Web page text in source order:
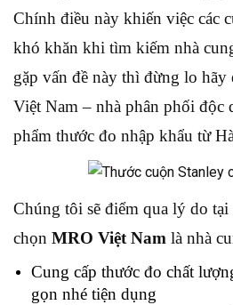
Chính điều này khiến việc các
khó khăn khi tìm kiếm nhà
gặp vấn đề này thì đừng lo
Việt Nam – nhà phân phối độc
phẩm thước đo nhập khẩu từ
Chúng tôi sẽ điểm qua lý do tại
chọn MRO Việt Nam là nhà
Cung cấp thước đo chất
gọn nhé tiện dụng